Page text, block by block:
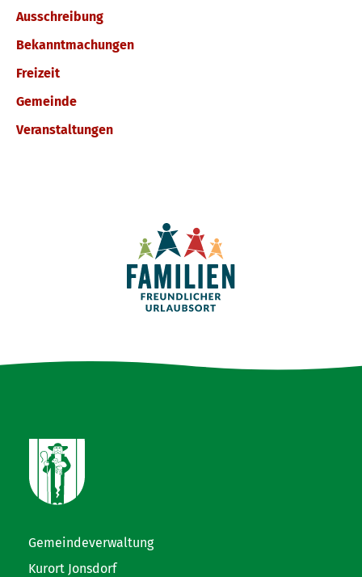
Ausschreibung
Bekanntmachungen
Freizeit
Gemeinde
Veranstaltungen
Gemeindeverwaltung
Kurort Jonsdorf